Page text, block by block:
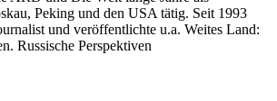
Peking und den USA tätig. Seit 1993
und veröffentlichte u.a. Weites Land:
Russische Perspektiven